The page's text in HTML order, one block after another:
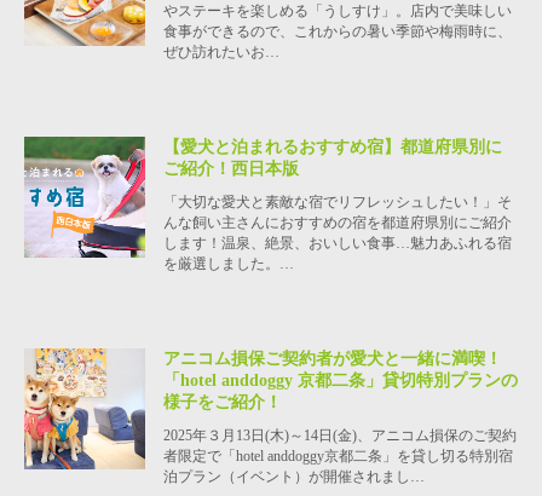
やステーキを楽しめる「うしすけ」。店内で美味しい
食事ができるので、これからの暑い季節や梅雨時に、
ぜひ訪れたいお…
【愛犬と泊まれるおすすめ宿】都道府県別に
ご紹介！西日本版
「大切な愛犬と素敵な宿でリフレッシュしたい！」そ
んな飼い主さんにおすすめの宿を都道府県別にご紹介
します！温泉、絶景、おいしい食事…魅力あふれる宿
を厳選しました。…
アニコム損保ご契約者が愛犬と一緒に満喫！
「hotel anddoggy 京都二条」貸切特別プランの
様子をご紹介！
2025年３月13日(木)～14日(金)、アニコム損保のご契約
者限定で「hotel anddoggy京都二条」を貸し切る特別宿
泊プラン（イベント）が開催されまし…